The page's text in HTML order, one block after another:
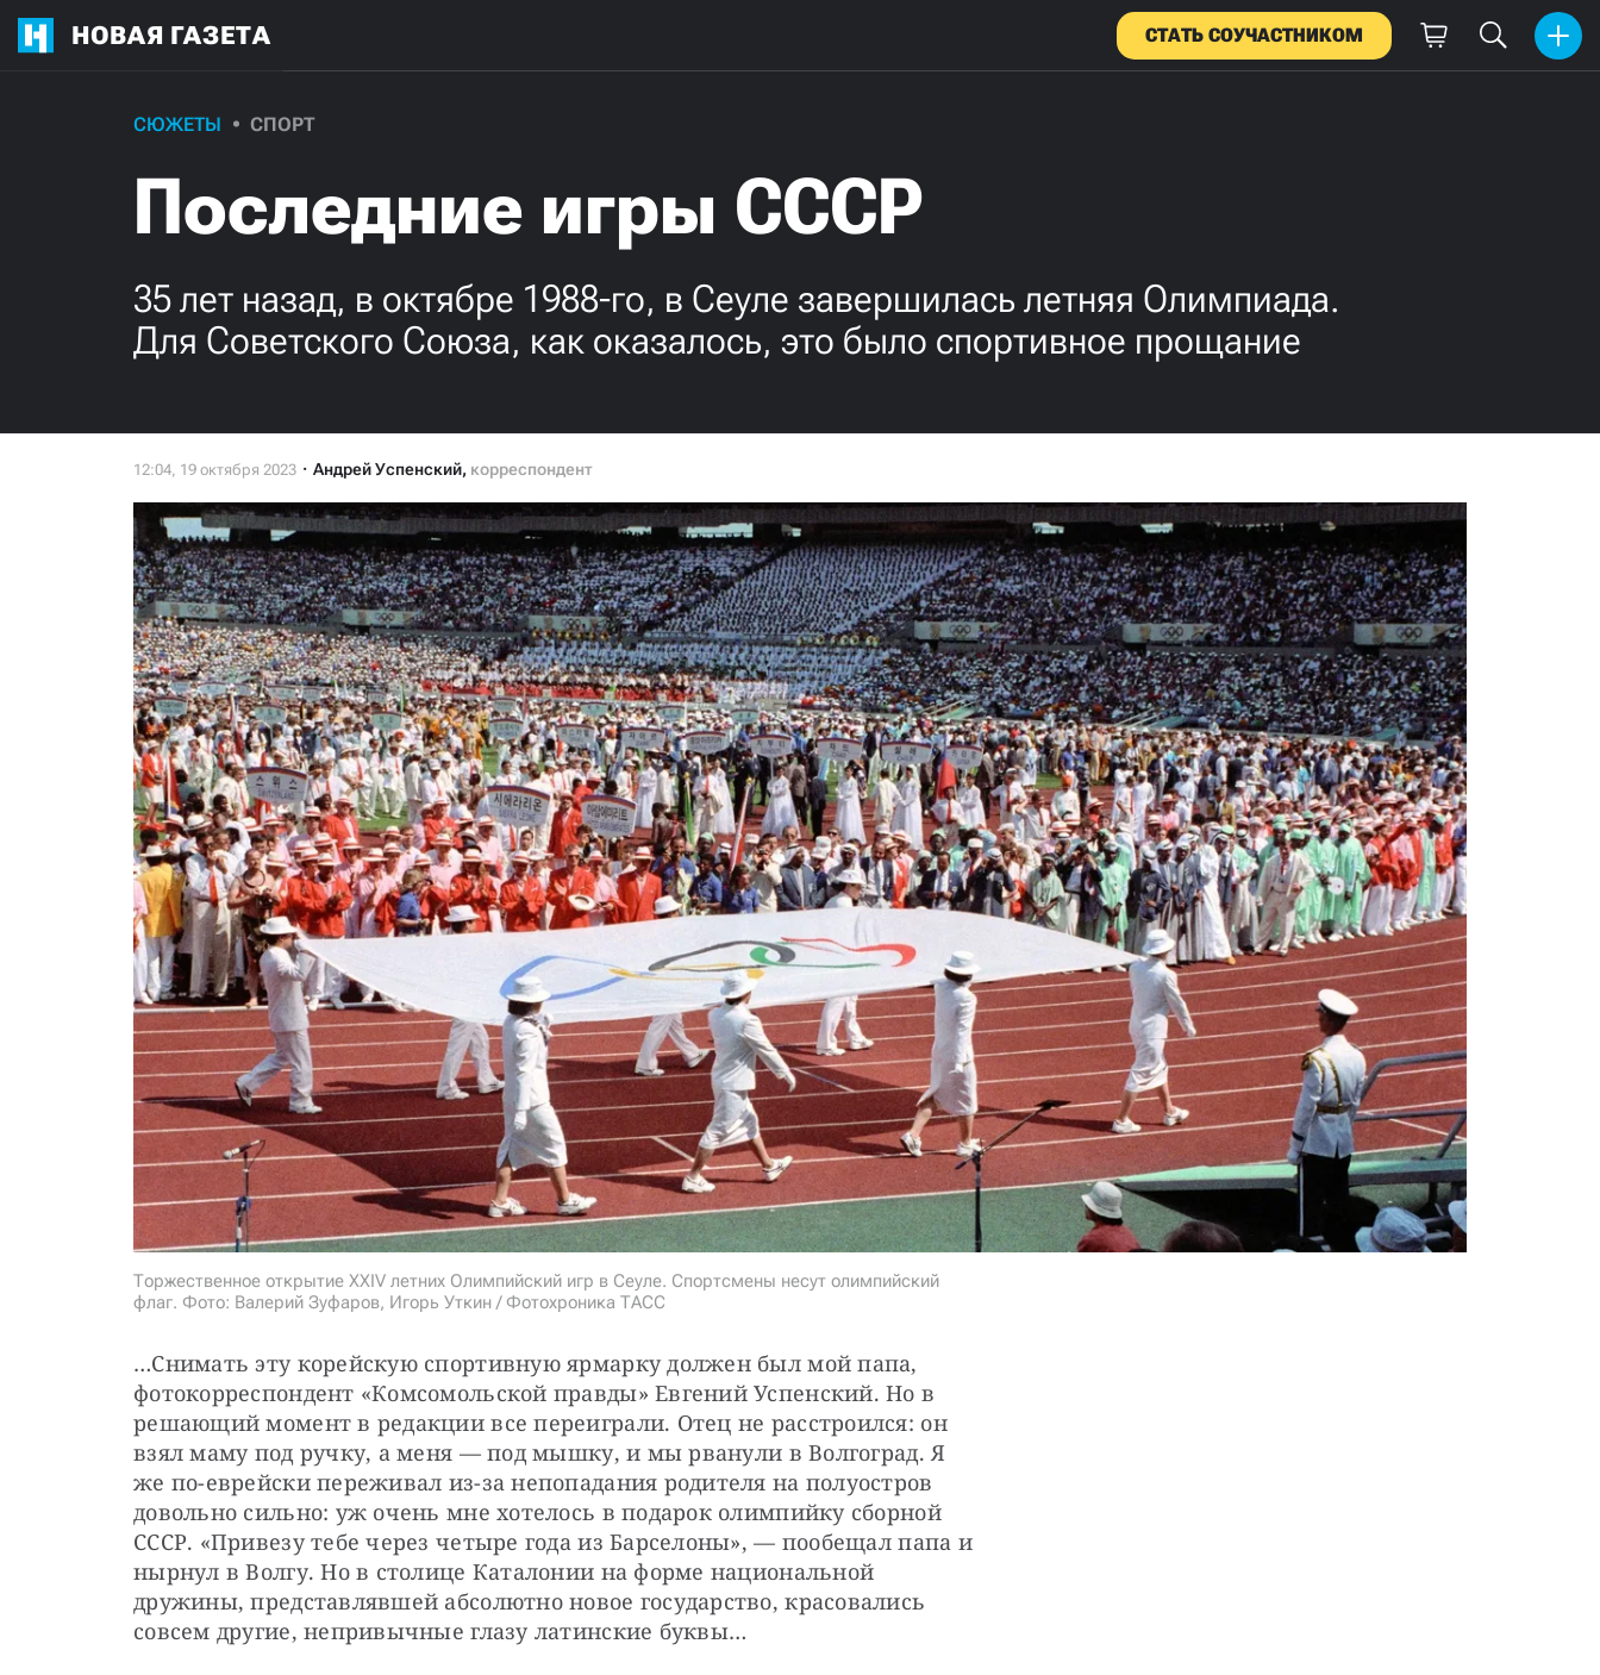
НОВАЯ ГАЗЕТА СТАТЬ СОУЧАСТНИКОМ
СЮЖЕТЫ СПОРТ
Последние игры СССР
35 лет назад, в октябре 1988-го, в Сеуле завершилась летняя Олимпиада.
Для Советского Союза, как оказалось, это было спортивное прощание
Андрей Успенский, корреспондент
Торжественное открытие XXIV летних Олимпийский игр в Сеуле. Спортсмены несут олимпийский
флаг. Фото: Валерий Зуфаров, Игорь Уткин / Фотохроника ТАСС
…Снимать эту корейскую спортивную ярмарку должен был мой папа,
фотокорреспондент «Комсомольской правды» Евгений Успенский. Но в
решающий момент в редакции все переиграли. Отец не расстроился: он
взял маму под ручку, а меня — под мышку, и мы рванули в Волгоград. Я
же по-еврейски переживал из-за непопадания родителя на полуостров
довольно сильно: уж очень мне хотелось в подарок олимпийку сборной
СССР. «Привезу тебе через четыре года из Барселоны», — пообещал папа и
нырнул в Волгу. Но в столице Каталонии на форме национальной
дружины, представлявшей абсолютно новое государство, красовались
совсем другие, непривычные глазу латинские буквы…